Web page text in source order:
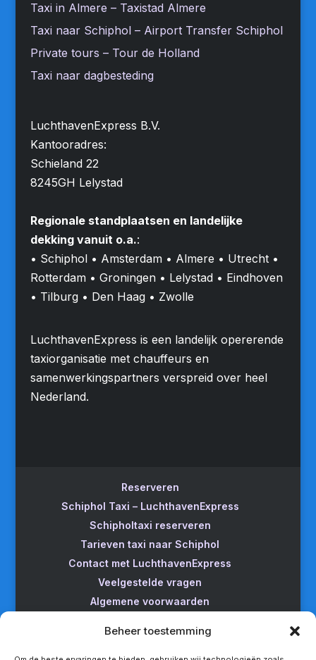
Beheer toestemming
Taxi in Almere – Taxistad Almere
Taxi naar Schiphol – Airport Transfer Schiphol
Private tours – Tour de Holland
Taxi naar dagbesteding
LuchthavenExpress B.V.
Kantooradres:
Schieland 22
8245GH Lelystad
Regionale standplaatsen en landelijke
dekking vanuit o.a.:
• Schiphol • Amsterdam • Almere • Utrecht •
Rotterdam • Groningen • Lelystad • Eindhoven
• Tilburg • Den Haag • Zwolle
LuchthavenExpress is een landelijk opererende
taxiorganisatie met chauffeurs en
samenwerkingspartners verspreid over heel
Nederland.
Reserveren
Schiphol Taxi – LuchthavenExpress
Schipholtaxi reserveren
Tarieven taxi naar Schiphol
Contact met LuchthavenExpress
Veelgestelde vragen
Algemene voorwaarden